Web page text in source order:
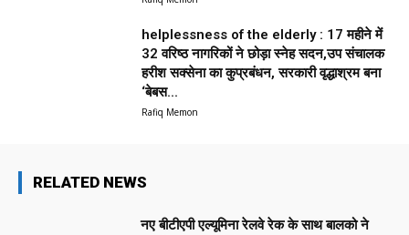
helplessness of the elderly : 17 महीने में
32 वरिष्ठ नागरिकों ने छोड़ा स्नेह सदन,उप संचालक
हरीश सक्सेना का कुप्रबंधन, सरकारी वृद्धाश्रम बना
‘बेबस...
Rafiq Memon
RELATED NEWS
नए बीटीएपी एल्यूमिना रेलवे रेक के साथ बालको ने